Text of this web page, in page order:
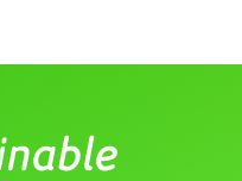
ログイン